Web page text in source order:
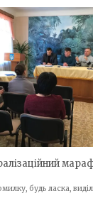
будь ласка,